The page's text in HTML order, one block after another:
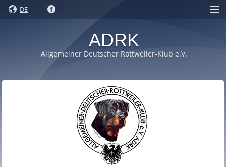
DE
ADRK
Allgemeiner Deutscher Rottweiler-Klub e.V.